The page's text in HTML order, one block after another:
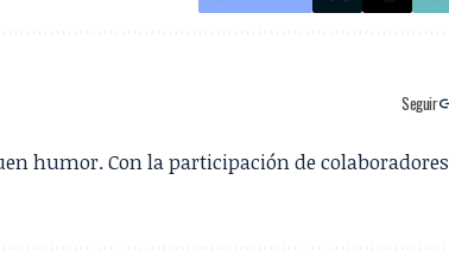
Seguir
humor. Con la participación de colaboradores